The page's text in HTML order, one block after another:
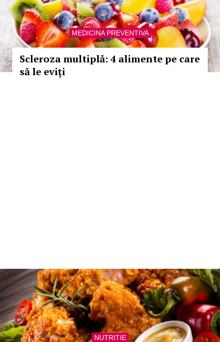
MEDICINA PREVENTIVA
Scleroza multiplă: 4 alimente pe care
să le eviți
NUTRITIE